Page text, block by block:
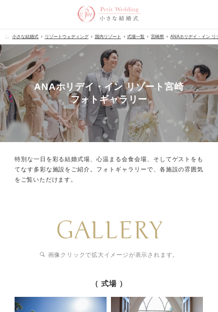
小さな結婚式 リゾートウェディング 国内リゾート 式場一覧 宮崎県 ANAホリデイ・イン リ
ANAホリデイ・イン リゾート宮崎
フォトギャラリー
特別な一日を彩る結婚式場、心温まる会食会場、 そしてゲストをも
てなす多彩な施設をご紹介。フォトギャラリーで、 各施設の雰囲気
をご覧いただけます。
GALLERY
画像クリックで拡大イメージが表示されます。
（ 式場 ）